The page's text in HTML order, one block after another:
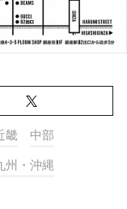
畿 中部
州・沖縄